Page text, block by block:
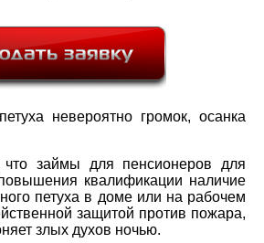
невероятно громок, осанка
что займы для пенсионеров для
квалификации наличие
петуха в доме или на рабочем
защитой против пожара,
злых духов ночью.